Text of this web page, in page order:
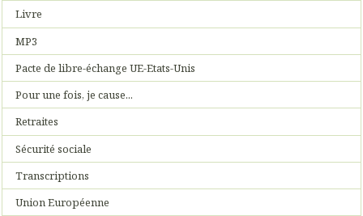
Livre
MP3
Pacte de libre-échange UE-Etats-Unis
Pour une fois, je cause...
Retraites
Sécurité sociale
Transcriptions
Union Européenne